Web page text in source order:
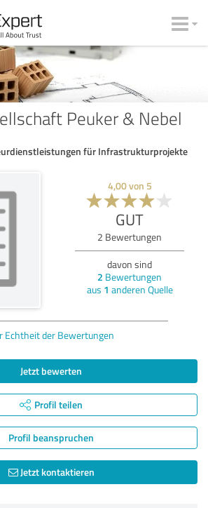
Peuker & Nebel
für Infrastrukturprojekte
4,00von 5
GUT
2 Bewertungen
davon sind
2 Bewertungen
aus 1 anderen Quelle
Echtheit der Bewertungen
Jetzt bewerten
Profil teilen
Profil beanspruchen
Jetzt kontaktieren